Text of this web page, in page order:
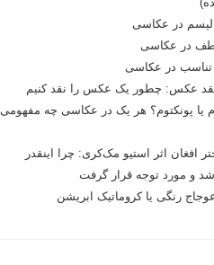
در عکاسی
در عکاسی
و تناسب در عکاسی
عکس: چطور یک عکس را نقد کنیم
یا پونکتوم؟ هر یک در عکاسی چه مفهومی
افغان اثر استیو مک‌کری: چرا اینقدر
و مورد توجه قرار گرفت
رنگی یا کروماتیک ابریشن